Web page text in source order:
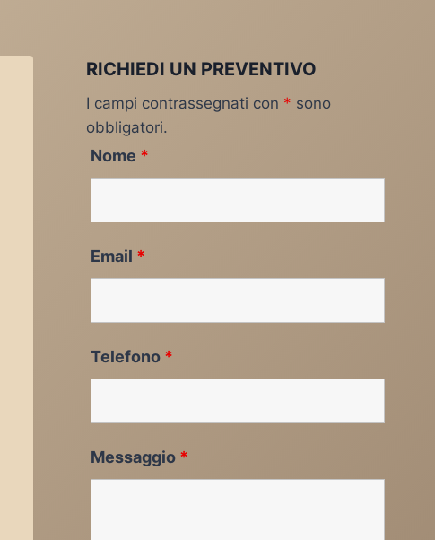
RICHIEDI UN PREVENTIVO
I campi contrassegnati con * sono
obbligatori.
Nome *
Email *
Telefono *
Messaggio *